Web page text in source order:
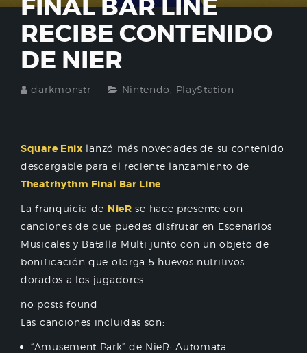
FINAL BAR LINE
RECIBE CONTENIDO
DE NIER
darkmonstr Nintendo PlayStation
Square Enix lanzó más novedades de su contenido
descargable para el reciente lanzamiento de
Theatrhythm Final Bar Line
La franquicia de NieR se hace presente con
canciones de que puedes disfrutar en Escenarios
Musicales y Batalla Multi junto con un objeto de
bonificación que otorga 5 huevos nutritivos
dorados a los jugadores.
no posts found
Las canciones incluidas son:
“Amusement Park” de NieR: Automata